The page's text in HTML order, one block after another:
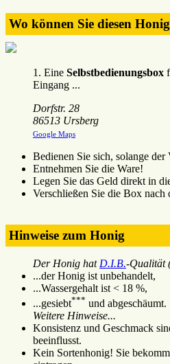
Wo können Sie diesen
1. Eine Selbstbedienungsbox
Eingang ...
Dorfstr. 28
86513 Ursberg
Google Maps
Bedienen Sie sich, solange der
Entnehmen Sie die Ware!
Legen Sie das Geld direkt in
Verschließen Sie die Box nach
Hinweise zum Honig
Der Honig hat D.I.B.-Qualität
...der Honig ist unbehandelt,
...Wassergehalt ist < 18 %,
...gesiebt*** und abgeschäumt.
Weitere Hinweise...
Konsistenz und Geschmack
beeinflusst.
Kein Sortenhonig! Sie